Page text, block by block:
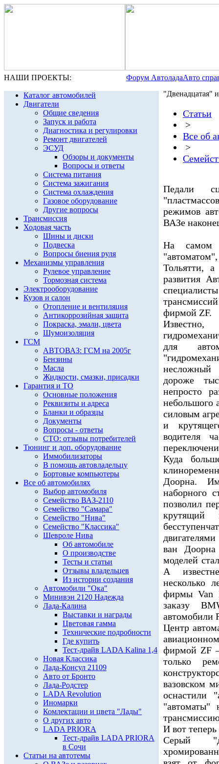
НАШИ ПРОЕКТЫ: Форум АвтоладаАвто
Каталог автомобилей
Двигатели
Общие сведения
Запуск и работа
Диагностика и регулировки
Ремонт двигателей
ЭСУД
Обзоры и документы
Вопросы и ответы
Система питания
Система зажигания
Система охлаждения
Газовое оборудование
Другие вопросы
Трансмиссия
Ходовая часть
Шины и диски
Подвеска
Вопросы биения руля
Механизмы управления
Рулевое управление
Тормозная система
Электрооборудование
Кузов и салон
Отопление и вентиляция
Антикоррозийная защита
Покраска, эмали, цвета
Шумоизоляция
ГСМ
АВТОВАЗ: ГСМ на 2005г
Бензины
Масла
Жидкости, смазки, присадки
Гарантия и ТО
Основные положения
Реквизиты и адреса
Бланки и образцы
Документы
Вопросы - ответы
СТО: отзывы потребителей
Тюнинг и доп. оборудование
Иммобилизаторы
В помощь автовладельцу
Бортовые компьютеры
Все об автомобилях
Выбор автомобиля
Семейство ВАЗ-2110
Семейство "Самара"
Семейство "Нива"
Семейство "Классика"
Шевроле Нива
Об автомобиле
О производстве
Тесты и статьи
Отзывы владельцев
Из истории создания
Автомобили "Ока"
Минивэн 2120 Надежда
Лада-Калина
Выставки и награды
Цветовая гамма
Технические подробности
Где купить
Тест-драйв LADA Kalina 1,4
Новая Классика
Лада-Консул 21109
Авто от Бронто
Лада-Родстер
LADA Revolution
Иномарки
Комлектации и цвета "Лады"
О других авто
LADA PRIORA
Тест-драйв LADA PRIORA
в Сочи
Статьи на автотемы
"Двенадцатая"
Статьи
>
Все об
>
Педали
режимов
ВАЗе
На самом
Тольятти,
развития
фирмой ZF.
для
несложный
дороже
непросто
небольшого
силовым
и
водителя
Куда
Доорна.
наборного
позволил
крутящий
ван Доорна
моделей
А
несколько
фирмы Van
заказу
автомобили
Центр
фирмой ZF
только
вазовском
оснастили
"автоматы"
И вот
Серый